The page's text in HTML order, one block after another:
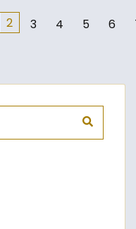
2 3 4 5 6